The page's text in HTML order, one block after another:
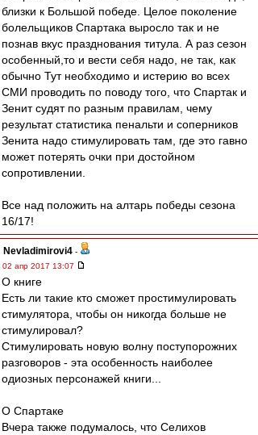
близки к Большой победе. Целое поколение
болельщиков Спартака выросло так и не
познав вкус празднования титула. А раз сезон
особенный,то и вести себя надо, не так, как
обычно Тут необходимо и истерию во всех
СМИ проводить по поводу того, что Спартак и
Зенит судят по разным правилам, чему
результат статистика пенальти и соперников
Зенита надо стимулировать там, где это гавно
может потерять очки при достойном
сопротивлении.
Все над положить на алтарь победы сезона
16/17!
Nevladimirovi4 -
02 апр 2017 13:07
О книге
Есть ли такие кто сможет простимулировать
стимулятора, чтобы он никогда больше не
стимулировал?
Стимулировать новую волну поступорожних
разговоров - эта особенность наиболее
одиозных персонажей книги...
О Спартаке
Вчера также подумалось, что Селихов